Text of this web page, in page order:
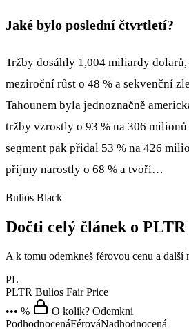
Jaké bylo poslední čtvrtletí?
Tržby dosáhly 1,004 miliardy dolarů,
meziroční růst o 48 % a sekvenční
Tahounem byla jednoznačně
tržby vzrostly o 93 % na 306
segment pak přidal 53 % na 426
příjmy narostly o 68 % a tvoří…
Bulios Black
Dočti celý článek o PLTR
A k tomu odemkneš férovou cenu a další
PL
PLTR Bulios Fair Price
••• %
O kolik? Odemkni
PodhodnocenáFérováNadhodnocená